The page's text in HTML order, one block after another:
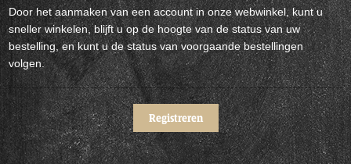
Door het aanmaken van een account in onze webwinkel, kunt u
sneller winkelen, blijft u op de hoogte van de status van uw
bestelling, en kunt u de status van voorgaande bestellingen
volgen.